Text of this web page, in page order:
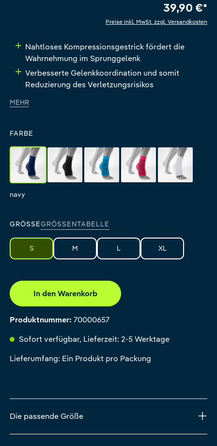
39,90 €*
Preise inkl. MwSt. zzgl. Versandkosten
Nahtloses Kompressionsgestrick fördert die
Wahrnehmung im Sprunggelenk
Verbesserte Gelenkkoordination und somit
Reduzierung des Verletzungsrisikos
MEHR
FARBE
navy
navy
black rivera pink
GRÖSSE GRÖSSENTABELLE
S M L XL
In den Warenkorb
Produktnummer: 70000657
Sofort verfügbar, Lieferzeit: 2-5 Werktage
Lieferumfang: Ein Produkt pro Packung
Die passende Größe